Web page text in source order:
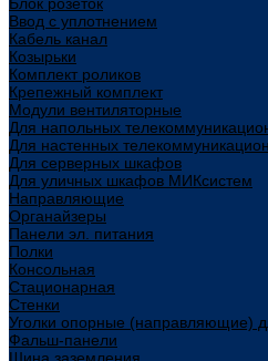
Ввод с уплотнением
Кабель канал
Козырьки
Комплект роликов
Крепежный комплект
Модули вентиляторные
Для напольных
Для настенных
Для серверных шкафов
Для уличных шкафов МИКсистем
Направляющие
Органайзеры
Панели эл. питания
Полки
Консольная
Стационарная
Стенки
Уголки опорные (направляющие)
Фальш-панели